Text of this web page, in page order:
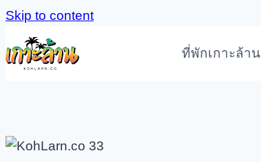
Skip to content
ที่พักเกาะล้าน